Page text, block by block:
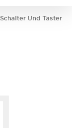
Schalter Und Taster